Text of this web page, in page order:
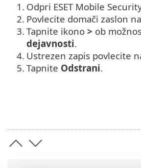
1. Odpri ESET Mobile
2. Povlecite domači zaslon
3. Tapnite ikono > ob
dejavnosti.
4. Ustrezen zapis povlecite
5. Tapnite Odstrani.